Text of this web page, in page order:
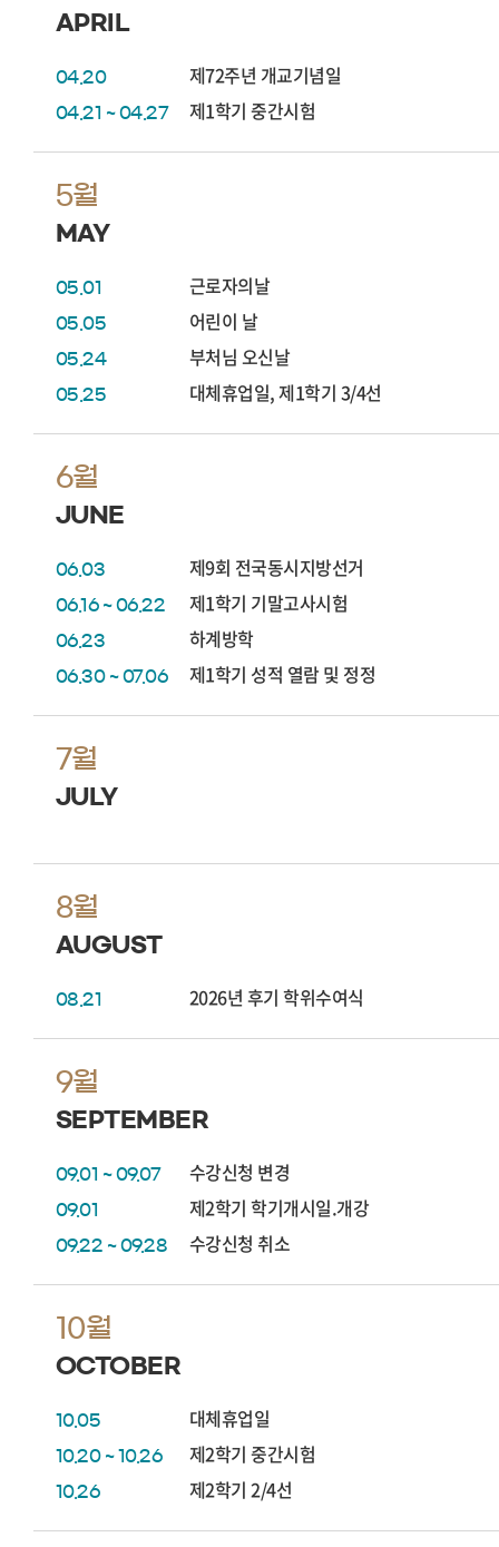
APRIL
04.20 제72주년 개교기념일
04.21 ~ 04.27 제1학기 중간시험
5월
MAY
05.01 근로자의날
05.05 어린이 날
05.24 부처님 오신날
05.25 대체휴업일, 제1학기 3/4선
6월
JUNE
06.03 제9회 전국동시지방선거
06.16 ~ 06.22 제1학기 기말고사시험
06.23 하계방학
06.30 ~ 07.06 제1학기 성적 열람 및 정정
7월
JULY
8월
AUGUST
08.21 2026년 후기 학위수여식
9월
SEPTEMBER
09.01 ~ 09.07 수강신청 변경
09.01 제2학기 학기개시일.개강
09.22 ~ 09.28 수강신청 취소
10월
OCTOBER
10.05 대체휴업일
10.20 ~ 10.26 제2학기 중간시험
10.26 제2학기 2/4선